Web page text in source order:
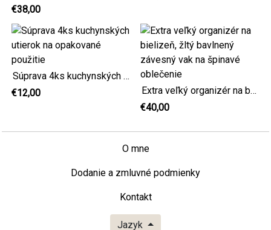
€38,00
Súprava 4ks kuchynských utierok na opakované použitie
€12,00
Extra veľký organizér na bielizeň, žltý bavlnený závesný vak na špinavé oblečenie
€40,00
O mne
Dodanie a zmluvné podmienky
Kontakt
Jazyk